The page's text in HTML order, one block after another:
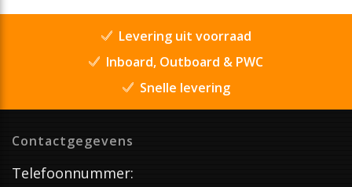
Levering uit voorraad
Inboard, Outboard & PWC
Snelle levering
Contactgegevens
Telefoonnummer: